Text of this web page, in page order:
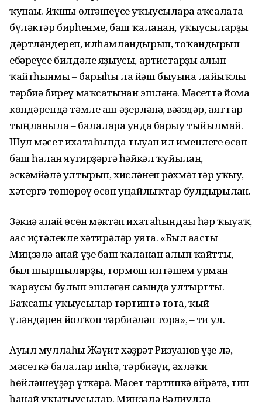
ҡунағы. Яҡшы өлгәшеүсе уҡыусыларға аҡсалата
бүләктәр бирһенме, баш ҡаланан, уҡыусыларҙы
дәртләндереп, илһамландырып, тоҡандырып
ебәреүсе билдәле яҙыусы, артистарҙы алып
ҡайтһынмы – барыһы ла йәш быуынға лайыҡлы
тәрбиә биреү маҡсатынан эшләнә. Мәсеттә йома
көндәрендә тәмле аш әҙерләнә, вәғәздәр, аяттар
тыңланыла – балаларға унда барыу тыйылмай.
Шул мәсет ихатаһында тыуған ил именлеге өсөн
баш һалған яугирҙәргә һәйкәл ҡуйылған,
эскәмйәлә ултырып, хисләнеп рәхмәттәр уҡыу,
хәтергә төшөрөү өсөн уңайлыҡтар булдырылған.
Зәкиә апай өсөн мәктәп ихата­һындағы һәр ҡыуаҡ,
ағас иҫтәлекле хәтирәләр уята. «Был ағасты
Миңзәлә апай үҙе баш ҡаланан алып ҡайтты,
был шыршыларҙы, тормош иптәшем урман
ҡараусы булып эшләгән сағында ултыртты.
Баҡсаны уҡыусылар тәртиптә тота, ҡый
үләндәрен йолҡоп тәрбиәләп тора», – ти ул.
Ауыл муллаһы Жәүит хәҙрәт Ризуанов үҙе лә,
мәсеткә балалар инһә, тәрбиәүи, әхләҡи
һөйләшеүҙәр үткәрә. Мәсет тәртипкә өйрәтә, тип
һанай уҡытыусылар. Миңзәлә Вәлиулла